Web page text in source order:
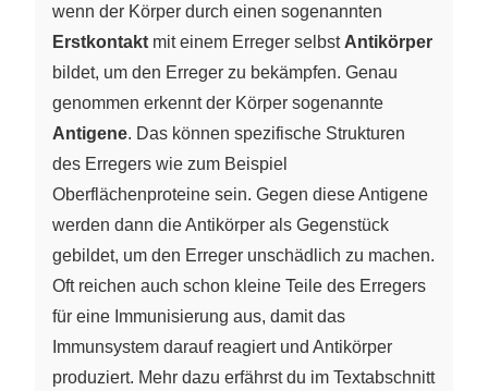
wenn der Körper durch einen sogenannten
Erstkontakt mit einem Erreger selbst Antikörper
bildet, um den Erreger zu bekämpfen. Genau
genommen erkennt der Körper sogenannte
Antigene. Das können spezifische Strukturen
des Erregers wie zum Beispiel
Oberflächenproteine sein. Gegen diese Antigene
werden dann die Antikörper als Gegenstück
gebildet, um den Erreger unschädlich zu machen.
Oft reichen auch schon kleine Teile des Erregers
für eine Immunisierung aus, damit das
Immunsystem darauf reagiert und Antikörper
produziert. Mehr dazu erfährst du im Textabschnitt